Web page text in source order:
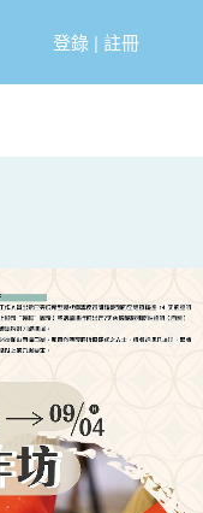
登錄| 註冊